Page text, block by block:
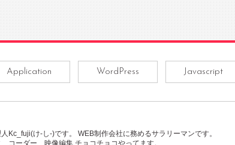
Application WordPress Javascript
Kc_fuji(け-し-)です。 WEB制作会社に務めるサラリーマンです。
コーダー、映像編集 チョコチョコやってます。